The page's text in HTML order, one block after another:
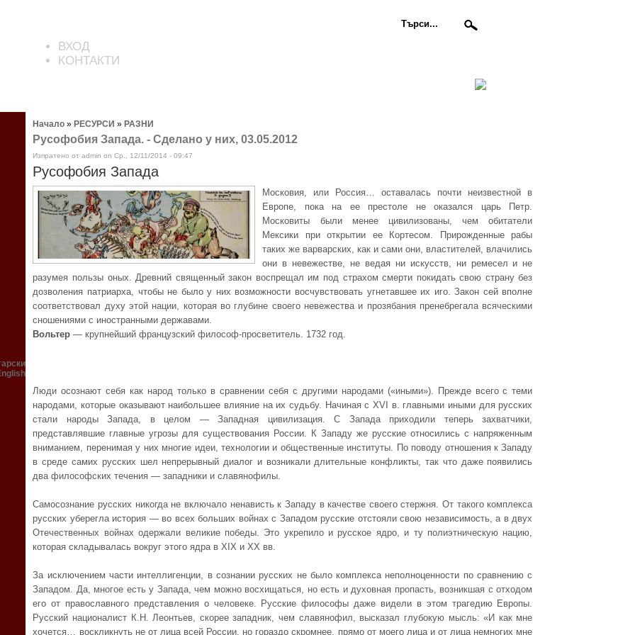
ВХОД
КОНТАКТИ
Начало » РЕСУРСИ » РАЗНИ
Русофобия Запада. - Сделано у них, 03.05.2012
Изпратено от admin on Ср., 12/11/2014 - 09:47
Русофобия Запада
Московия, или Россия… оставалась почти неизвестной в
Европе, пока на ее престоле не оказался царь Петр.
Московиты были менее цивилизованы, чем обитатели
Мексики при открытии ее Кортесом. Прирожденные рабы
таких же варварских, как и сами они, властителей, влачились
они в невежестве, не ведая ни искусств, ни ремесел и не
разумея пользы оных. Древний священный закон воспрещал им под страхом смерти покидать свою страну без
дозволения патриарха, чтобы не было у них возможности восчувствовать угнетавшее их иго. Закон сей вполне
соответствовал духу этой нации, которая во глубине своего невежества и прозябания пренебрегала всяческими
сношениями с иностранными державами.
Вольтер — крупнейший французский философ-просветитель. 1732 год.
Люди осознают себя как народ только в сравнении себя с другими народами («иными»). Прежде всего с теми
народами, которые оказывают наибольшее влияние на их судьбу. Начиная с XVI в. главными иными для русских
стали народы Запада, в целом — Западная цивилизация. С Запада приходили теперь захватчики,
представлявшие главные угрозы для существования России. К Западу же русские относились с напряженным
вниманием, перенимая у них многие идеи, технологии и общественные институты. По поводу отношения к Западу
в среде самих русских шел непрерывный диалог и возникали длительные конфликты, так что даже появились
два философских течения — западники и славянофилы.
Самосознание русских никогда не включало ненависть к Западу в качестве своего стержня. От такого комплекса
русских уберегла история — во всех больших войнах с Западом русские отстояли свою независимость, а в двух
Отечественных войнах одержали великие победы. Это укрепило и русское ядро, и ту полиэтническую нацию,
которая складывалась вокруг этого ядра в XIX и XX вв.
За исключением части интеллигенции, в сознании русских не было комплекса неполноценности по сравнению с
Западом. Да, многое есть у Запада, чем можно восхищаться, но есть и духовная пропасть, возникшая с отходом
его от православного представления о человеке. Русские философы даже видели в этом трагедию Европы.
Русский националист К.Н. Леонтьев, скорее западник, чем славянофил, высказал глубокую мысль: «И как мне
хочется… воскликнуть не от лица всей России, но гораздо скромнее, прямо от моего лица и от лица немногих мне